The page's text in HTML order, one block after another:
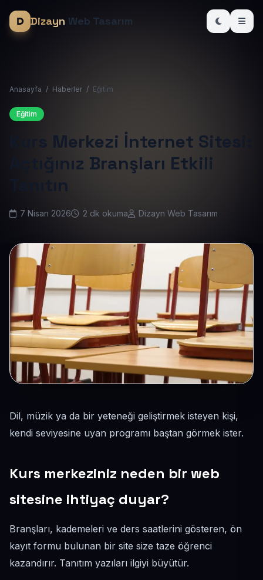
Dizayn Web Tasarım
Anasayfa / Haberler / Eğitim
Eğitim
Kurs Merkezi İnternet Sitesi:
Açtığınız Branşları Etkili
Tanıtın
7 Nisan 2026 2 dk okuma Dizayn Web Tasarım
Dil, müzik ya da bir yeteneği geliştirmek isteyen kişi,
kendi seviyesine uyan programı baştan görmek ister.
Kurs merkeziniz neden bir web
sitesine ihtiyaç duyar?
Branşları, kademeleri ve ders saatlerini gösteren, ön
kayıt formu bulunan bir site size taze öğrenci
kazandırır. Tanıtım yazıları ilgiyi büyütür.